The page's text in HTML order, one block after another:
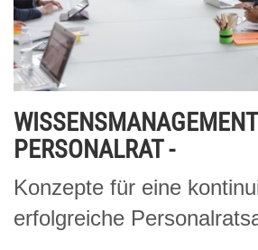
PERSONALRAT -
Konzepte für eine
erfolgreiche